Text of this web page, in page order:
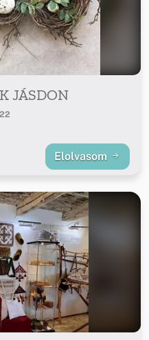
JÁSDON
Elolvasom